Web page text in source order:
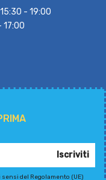
- 19:00
17:00
Iscriviti
sensi del Regolamento (UE)